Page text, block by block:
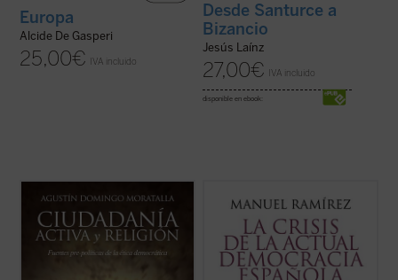
Europa
Alcide De Gasperi
25,00€ IVA incluido
Desde Santurce a
Bizancio
Jesús Laínz
27,00€ IVA incluido
disponible en ebook:
Uno de los problemas más importantes de
papel que desempeñan las religiones en la
esfera pública. Con la pretensión de
superar posiciones confesionalistas o
laicistas, la filosofía moral y ... (ver ficha)
democracia como la nuestra vivir con
cierta fortaleza durante mucho tiempo?
Vistas las cosas desde hoy, ¿de verdad
seremos tan fuertes y sagaces como para
recuperar el inicial entusiasmo
paulatinamente perdido? ...
(ver ficha)